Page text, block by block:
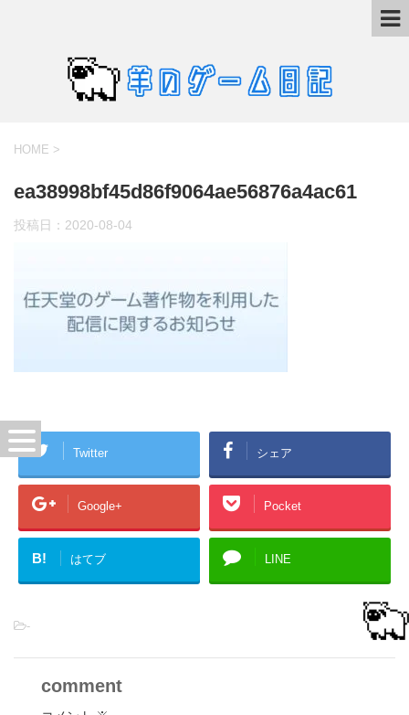
HOME >
ea38998bf45d86f9064ae56876a4ac61
投稿日： 2020-08-04
Twitter シェア
Google+ Pocket
B! はてブ LINE
-
comment